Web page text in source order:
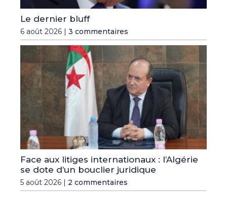
Le dernier bluff
6 août 2026 | 3 commentaires
Face aux litiges internationaux : l’Algérie
se dote d’un bouclier juridique
5 août 2026 | 2 commentaires